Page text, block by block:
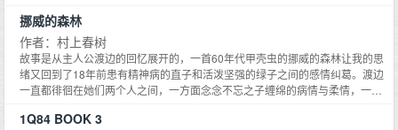
头。小说情境依然那么孤独、空虚、无奈、苦闷和怅惘，而作者的笔触则更神
奇地指向自己——自己究竟是什么？归宿在何方？在这个意义上，这是一部自
我质疑、自我守望、自我探求的小说，同性恋只是其借用的外衣。
挪威的森林
作者：村上春树
故事是从主人公渡边的回忆展开的，一首60年代甲壳虫的挪威的森林让我的思
绪又回到了18年前患有精神病的直子和活泼坚强的绿子之间的感情纠葛。渡边
一直都徘徊在她们两个人之间，一方面念念不忘之子缠绵的病情与柔情，一方
自摸索此后的人生。
1Q84 BOOK 3